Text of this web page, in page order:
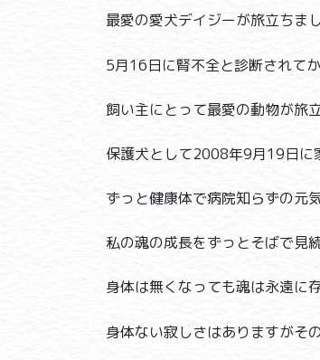
最愛の愛犬デイジーが旅立ちまし
5月16日に腎不全と診断されて
飼い主にとって最愛の動物が旅
保護犬として2008年9月19日に
ずっと健康体で病院知らずの元
私の魂の成長をずっとそばで見
身体は無くなっても魂は永遠に
身体ない寂しさはありますがそ